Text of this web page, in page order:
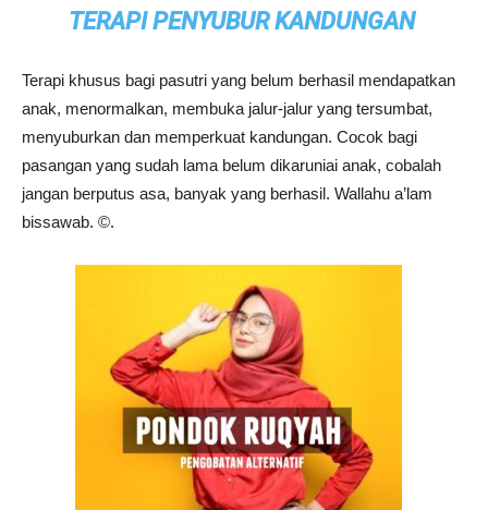
TERAPI PENYUBUR KANDUNGAN
Terapi khusus bagi pasutri yang belum berhasil mendapatkan
anak, menormalkan, membuka jalur-jalur yang tersumbat,
menyuburkan dan memperkuat kandungan. Cocok bagi
pasangan yang sudah lama belum dikaruniai anak, cobalah
jangan berputus asa, banyak yang berhasil. Wallahu a’lam
bissawab. ©️.